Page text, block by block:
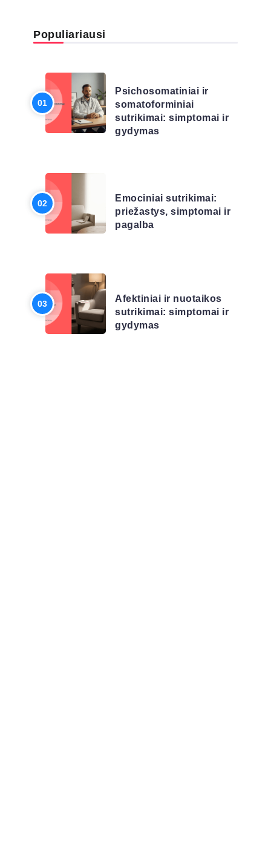
Populiariausi
Psichosomatiniai ir
somatoforminiai
sutrikimai: simptomai ir
gydymas
Emociniai sutrikimai:
priežastys, simptomai ir
pagalba
Afektiniai ir nuotaikos
sutrikimai: simptomai ir
gydymas